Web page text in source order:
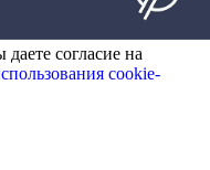
согласие на
cookie-